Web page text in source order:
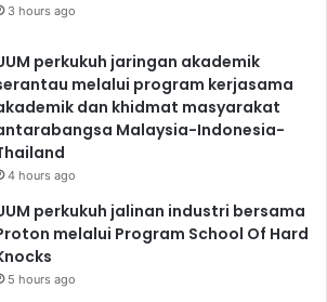
3 hours ago
perkukuh jaringan akademik
melalui program kerjasama
dan khidmat masyarakat
Malaysia-Indonesia-
4 hours ago
perkukuh jalinan industri bersama
melalui Program School Of Hard
5 hours ago